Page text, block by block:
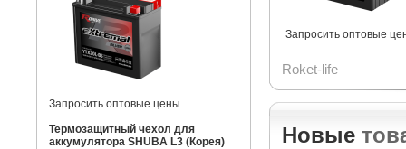
Запросить оптовые цены
Термозащитный чехол для
аккумулятора SHUBA L3 (Корея)
Запросить оптовые
Roket-life
Новые